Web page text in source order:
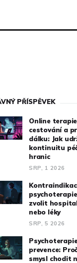
PŘÍSPĚVEK
Online
cestování a
dálku: Jak
kontinuitu
hranic
SRP, 1 2026
zvolit
nebo léky
SRP, 5 2026
prevence:
smysl chodit